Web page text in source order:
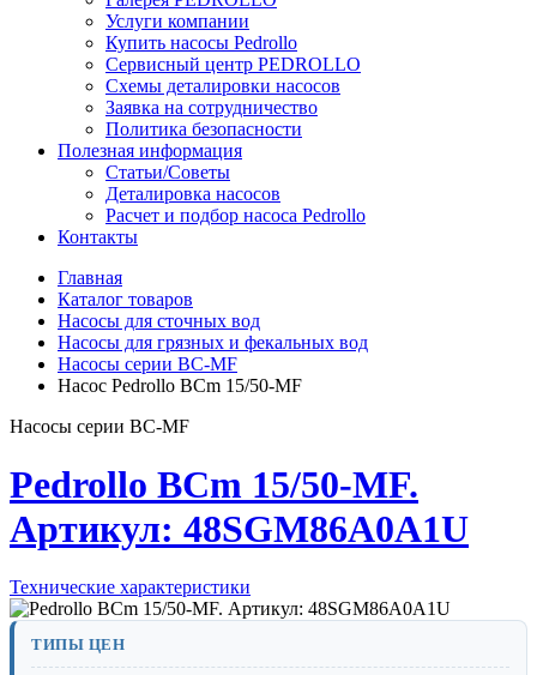
Услуги компании
Купить насосы Pedrollo
Сервисный центр PEDROLLO
Схемы деталировки насосов
Заявка на сотрудничество
Политика безопасности
Полезная информация
Статьи/Советы
Деталировка насосов
Расчет и подбор насоса Pedrollo
Контакты
Главная
Каталог товаров
Насосы для сточных вод
Насосы для грязных и фекальных вод
Насосы серии BC-MF
Насос Pedrollo BCm 15/50-MF
Насосы серии BC-MF
Pedrollo BCm 15/50-MF.
Артикул: 48SGM86A0A1U
Технические характеристики
ТИПЫ ЦЕН